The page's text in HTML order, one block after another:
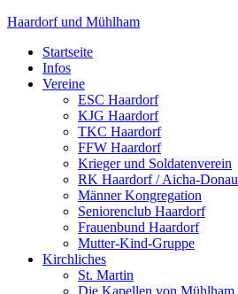
Haardorf und Mühlham
Startseite
Infos
Vereine
ESC Haardorf
KJG Haardorf
TKC Haardorf
FFW Haardorf
Krieger und Soldatenverein
RK Haardorf / Aicha-Donau
Männer Kongregation
Seniorenclub Haardorf
Frauenbund Haardorf
Mutter-Kind-Gruppe
Kirchliches
St. Martin
Die Kapellen von Mühlham